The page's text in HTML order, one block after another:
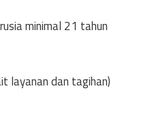
minimal 21 tahun
layanan dan tagihan)